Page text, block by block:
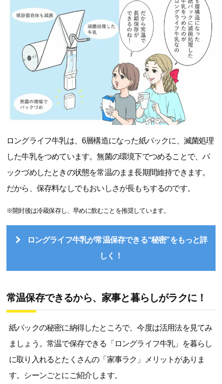
ロングライフ牛乳は、6層構造になった紙パックに、滅菌処理
した牛乳をつめています。無菌の環境下でつめることで、パ
ックづめしたときの状態を常温のまま長期間維持できます。
だから、保存料なしでもおいしさが長もちするのです。
※開封後は冷蔵保存し、早めに飲むことを推奨しています。
ロングライフ牛乳が常温保存できる“秘密”をもっと詳
しく！
常温保存できるから、家事と暮らしがラクに！
紙パックの秘密に納得したところで、今度は活用法を見てみ
ましょう。常温で保存できる「ロングライフ牛乳」を暮らし
に取り入れるとたくさんの「家事ラク」メリットがありま
す。シーンごとにご紹介します。